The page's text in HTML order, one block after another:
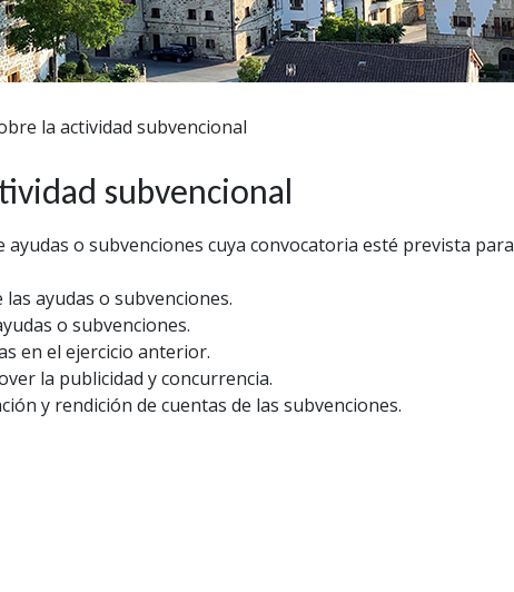
la actividad subvencional
subvencional
ayudas o subvenciones cuya convocatoria esté prevista para
ayudas o subvenciones.
o subvenciones.
en el ejercicio anterior.
la publicidad y concurrencia.
y rendición de cuentas de las subvenciones.